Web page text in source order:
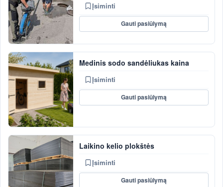
Įsiminti
Gauti pasiūlymą
Medinis sodo sandėliukas kaina
Įsiminti
Gauti pasiūlymą
Laikino kelio plokštės
Įsiminti
Gauti pasiūlymą